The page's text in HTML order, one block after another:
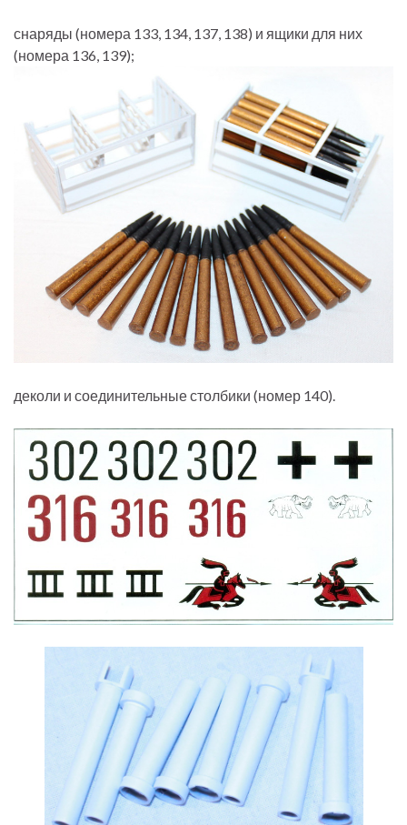
снаряды (номера 133, 134, 137, 138) и ящики для них
(номера 136, 139);
деколи и соединительные столбики (номер 140).